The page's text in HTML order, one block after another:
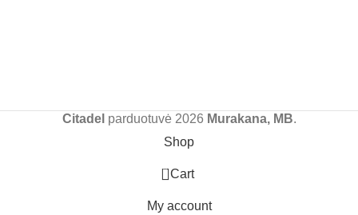
Citadel parduotuvė 2026 Murakana, MB.
Shop
0 Cart
My account